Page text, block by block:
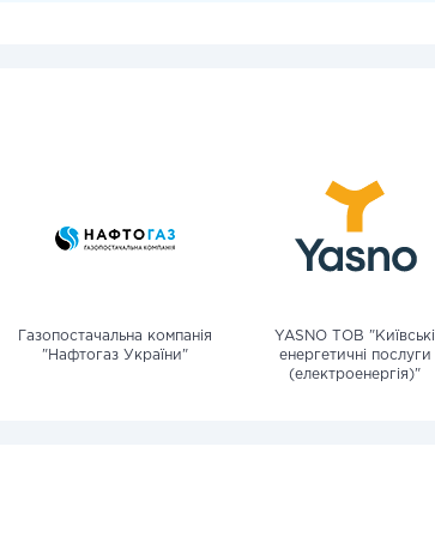
Газопостачальна компанія
"Нафтогаз України"
YASNO ТОВ "Київські
енергетичні послуги
(електроенергія)"